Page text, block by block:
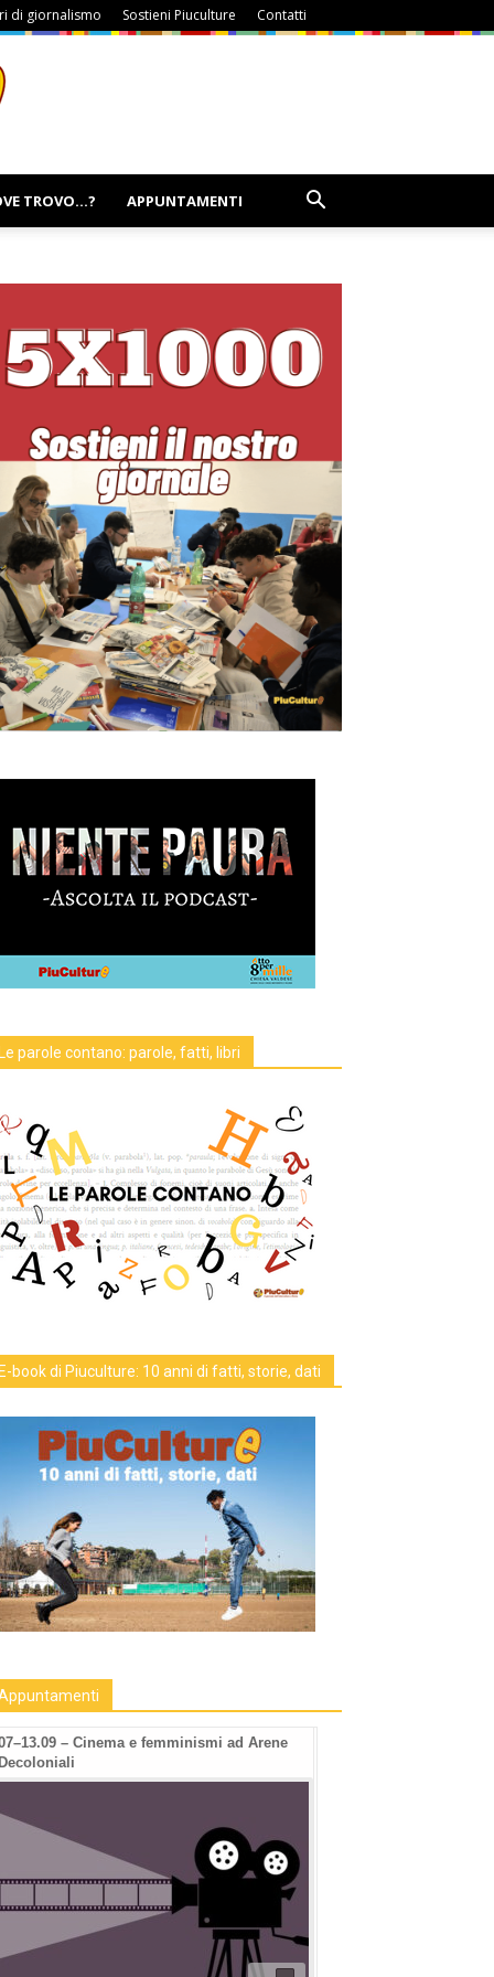
di giornalismo Sostieni Piuculture Contatti
TROVO…? APPUNTAMENTI
parole contano: parole, fatti, libri
book di Piuculture: 10 anni di fatti, storie, dati
– Cinema e femminismi ad Arene